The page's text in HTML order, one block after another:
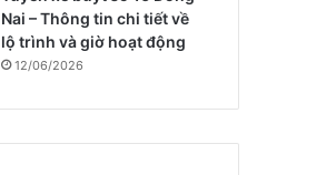
Nai – Thông tin chi tiết về
lộ trình và giờ hoạt động
12/06/2026